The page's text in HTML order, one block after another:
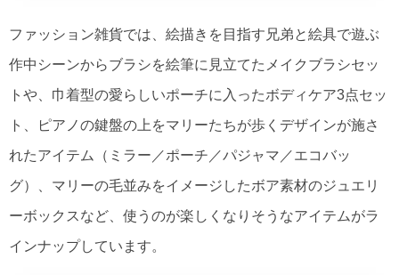
ファッション雑貨では、絵描きを目指す兄弟と絵具で遊ぶ
作中シーンからブラシを絵筆に見立てたメイクブラシセッ
トや、巾着型の愛らしいポーチに入ったボディケア3点セッ
ト、ピアノの鍵盤の上をマリーたちが歩くデザインが施さ
れたアイテム（ミラー／ポーチ／パジャマ／エコバッ
グ）、マリーの毛並みをイメージしたボア素材のジュエリ
ーボックスなど、使うのが楽しくなりそうなアイテムがラ
インナップしています。